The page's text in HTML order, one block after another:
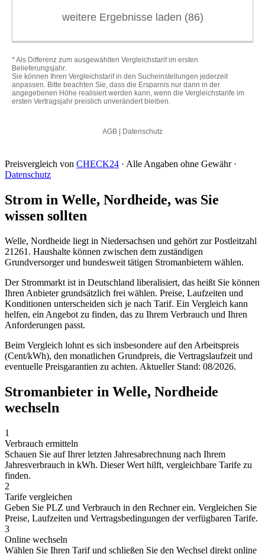
Preisvergleich von CHECK24 · Alle Angaben ohne Gewähr ·
Datenschutz
Strom in Welle, Nordheide, was Sie
wissen sollten
Welle, Nordheide liegt in Niedersachsen und gehört zur Postleitzahl
21261. Haushalte können zwischen dem zuständigen
Grundversorger und bundesweit tätigen Stromanbietern wählen.
Der Strommarkt ist in Deutschland liberalisiert, das heißt Sie können
Ihren Anbieter grundsätzlich frei wählen. Preise, Laufzeiten und
Konditionen unterscheiden sich je nach Tarif. Ein Vergleich kann
helfen, ein Angebot zu finden, das zu Ihrem Verbrauch und Ihren
Anforderungen passt.
Beim Vergleich lohnt es sich insbesondere auf den Arbeitspreis
(Cent/kWh), den monatlichen Grundpreis, die Vertragslaufzeit und
eventuelle Preisgarantien zu achten. Aktueller Stand: 08/2026.
Stromanbieter in Welle, Nordheide
wechseln
1
Verbrauch ermitteln
Schauen Sie auf Ihrer letzten Jahresabrechnung nach Ihrem
Jahresverbrauch in kWh. Dieser Wert hilft, vergleichbare Tarife zu
finden.
2
Tarife vergleichen
Geben Sie PLZ und Verbrauch in den Rechner ein. Vergleichen Sie
Preise, Laufzeiten und Vertragsbedingungen der verfügbaren Tarife.
3
Online wechseln
Wählen Sie Ihren Tarif und schließen Sie den Wechsel direkt online